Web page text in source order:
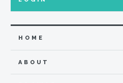
HOME
ABOUT